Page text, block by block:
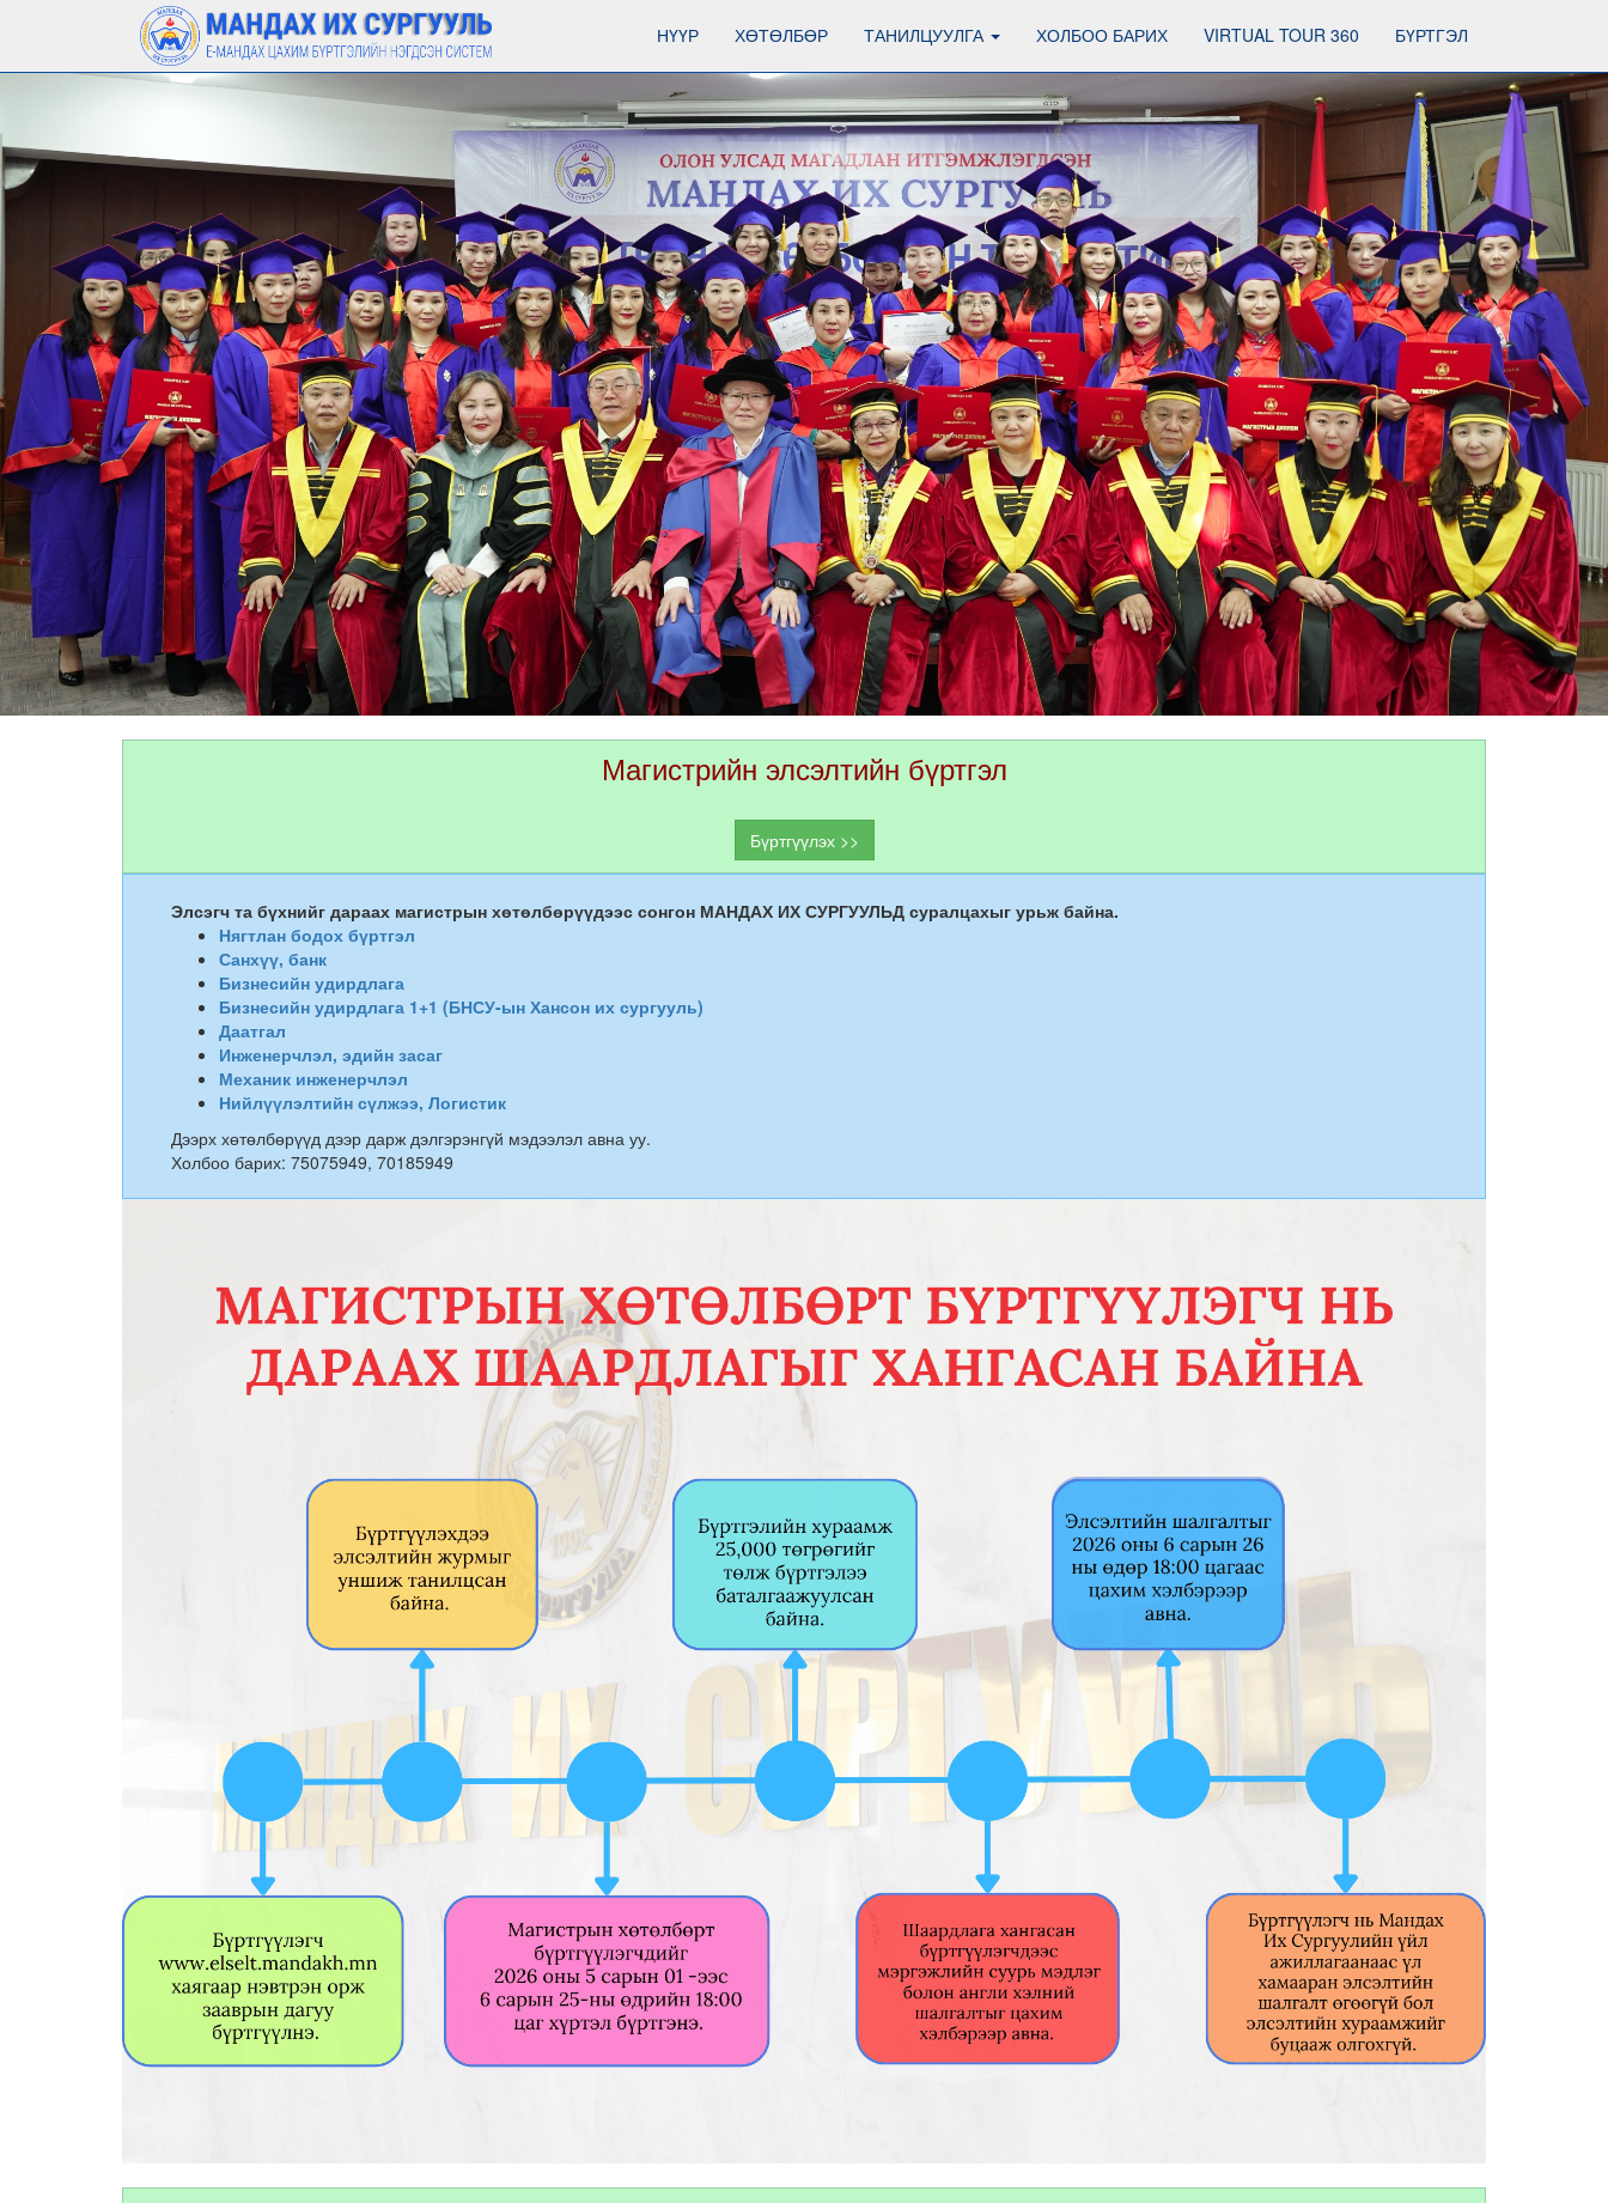
НҮҮР ХӨТӨЛБӨР ТАНИЛЦУУЛГА ХОЛБОО БАРИХ VIRTUAL TOUR 360 БҮРТГЭЛ
Магистрийн элсэлтийн бүртгэл
Бүртгүүлэх >>
Элсэгч та бүхнийг дараах магистрын хөтөлбөрүүдээс сонгон МАНДАХ ИХ СУРГУУЛЬД суралцахыг урьж байна.
Нягтлан бодох бүртгэл
Санхүү, банк
Бизнесийн удирдлага
Бизнесийн удирдлага 1+1 (БНСУ-ын Хансон их сургууль)
Даатгал
Инженерчлэл, эдийн засаг
Механик инженерчлэл
Нийлүүлэлтийн сүлжээ, Логистик
Дээрх хөтөлбөрүүд дээр дарж дэлгэрэнгүй мэдээлэл авна уу.
Холбоо барих: 75075949, 70185949